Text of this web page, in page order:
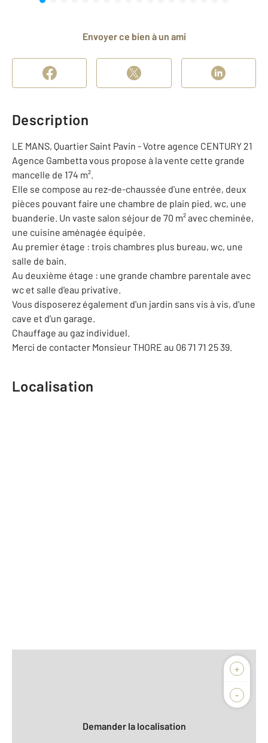
Envoyer ce bien à un ami
Description
LE MANS, Quartier Saint Pavin - Votre agence CENTURY 21
Agence Gambetta vous propose à la vente cette grande
mancelle de 174 m².
Elle se compose au rez-de-chaussée d'une entrée, deux
pièces pouvant faire une chambre de plain pied, wc, une
buanderie. Un vaste salon séjour de 70 m² avec cheminée,
une cuisine aménagée équipée.
Au premier étage : trois chambres plus bureau, wc, une
salle de bain.
Au deuxième étage : une grande chambre parentale avec
wc et salle d'eau privative.
Vous disposerez également d'un jardin sans vis à vis, d'une
cave et d'un garage.
Chauffage au gaz individuel.
Merci de contacter Monsieur THORE au 06 71 71 25 39.
Localisation
+
-
Biens vendus
Demander la localisation